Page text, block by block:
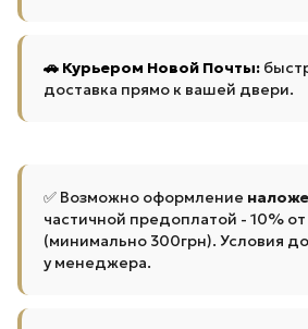
🚗 Курьером Новой Почты:
доставка прямо к вашей двери.
✅ Возможно оформление
частичной предоплатой - 10% от
(минимально 300грн). Условия
у менеджера.